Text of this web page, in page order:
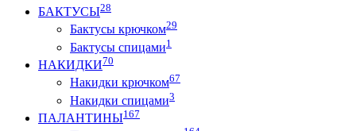
БАКТУСЫ28
Бактусы крючком29
Бактусы спицами1
НАКИДКИ70
Накидки крючком67
Накидки спицами3
ПАЛАНТИНЫ167